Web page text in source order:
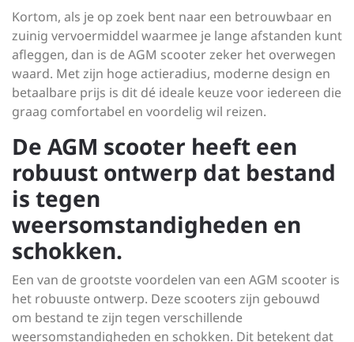
Kortom, als je op zoek bent naar een betrouwbaar en
zuinig vervoermiddel waarmee je lange afstanden kunt
afleggen, dan is de AGM scooter zeker het overwegen
waard. Met zijn hoge actieradius, moderne design en
betaalbare prijs is dit dé ideale keuze voor iedereen die
graag comfortabel en voordelig wil reizen.
De AGM scooter heeft een
robuust ontwerp dat bestand
is tegen
weersomstandigheden en
schokken.
Een van de grootste voordelen van een AGM scooter is
het robuuste ontwerp. Deze scooters zijn gebouwd
om bestand te zijn tegen verschillende
weersomstandigheden en schokken. Dit betekent dat